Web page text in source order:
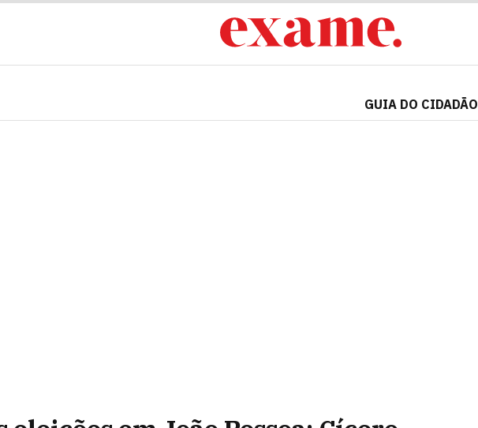
GUIA DO CIDADÃO